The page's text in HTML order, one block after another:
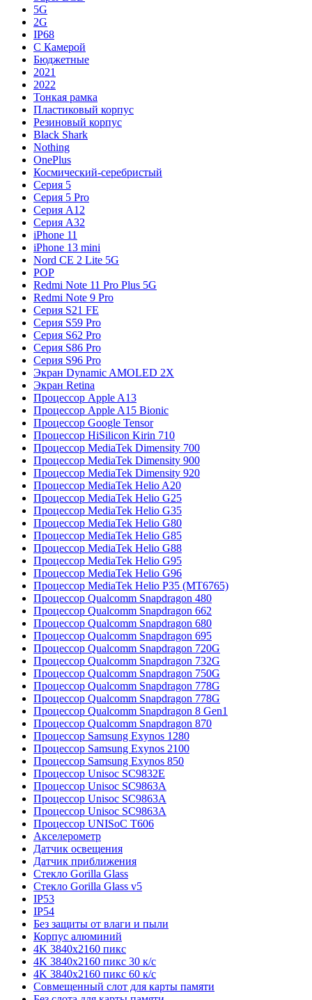
5G
2G
IP68
С Камерой
Бюджетные
2021
2022
Тонкая рамка
Пластиковый корпус
Резиновый корпус
Black Shark
Nothing
OnePlus
Космический-серебристый
Серия 5
Серия 5 Pro
Серия A12
Серия A32
iPhone 11
iPhone 13 mini
Nord CE 2 Lite 5G
POP
Redmi Note 11 Pro Plus 5G
Redmi Note 9 Pro
Серия S21 FE
Серия S59 Pro
Серия S62 Pro
Серия S86 Pro
Серия S96 Pro
Экран Dynamic AMOLED 2X
Экран Retina
Процессор Apple A13
Процессор Apple A15 Bionic
Процессор Google Tensor
Процессор HiSilicon Kirin 710
Процессор MediaTek Dimensity 700
Процессор MediaTek Dimensity 900
Процессор MediaTek Dimensity 920
Процессор MediaTek Helio A20
Процессор MediaTek Helio G25
Процессор MediaTek Helio G35
Процессор MediaTek Helio G80
Процессор MediaTek Helio G85
Процессор MediaTek Helio G88
Процессор MediaTek Helio G95
Процессор MediaTek Helio G96
Процессор MediaTek Helio P35 (MT6765)
Процессор Qualcomm Snapdragon 480
Процессор Qualcomm Snapdragon 662
Процессор Qualcomm Snapdragon 680
Процессор Qualcomm Snapdragon 695
Процессор Qualcomm Snapdragon 720G
Процессор Qualcomm Snapdragon 732G
Процессор Qualcomm Snapdragon 750G
Процессор Qualcomm Snapdragon 778G
Процессор Qualcomm Snapdragon 778G
Процессор Qualcomm Snapdragon 8 Gen1
Процессор Qualcomm Snapdragon 870
Процессор Samsung Exynos 1280
Процессор Samsung Exynos 2100
Процессор Samsung Exynos 850
Процессор Unisoc SC9832E
Процессор Unisoc SC9863A
Процессор Unisoc SC9863A
Процессор Unisoc SC9863A
Процессор UNISoC T606
Акселерометр
Датчик освещения
Датчик приближения
Стекло Gorilla Glass
Стекло Gorilla Glass v5
IP53
IP54
Без защиты от влаги и пыли
Корпус алюминий
4K 3840x2160 пикс
4K 3840x2160 пикс 30 к/с
4K 3840x2160 пикс 60 к/с
Совмещенный слот для карты памяти